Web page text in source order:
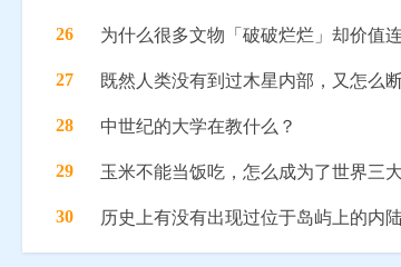
26 为什么很多文物「破破烂烂」却价值
27 既然人类没有到过木星内部，又怎么
28 中世纪的大学在教什么？
29 玉米不能当饭吃，怎么成为了世界三
30 历史上有没有出现过位于岛屿上的内